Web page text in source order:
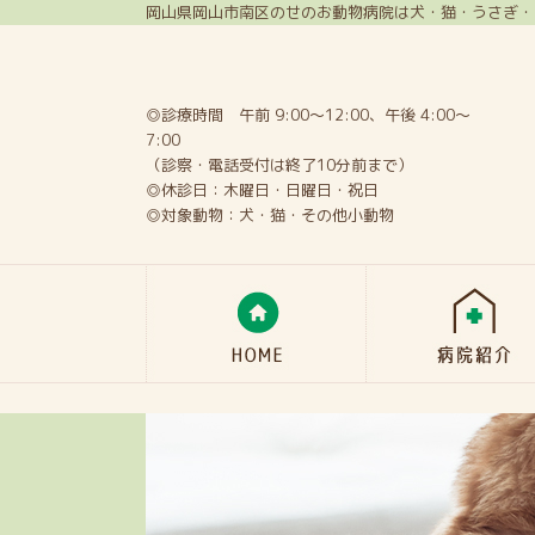
岡山県岡山市南区のせのお動物病院は犬・猫・うさぎ
◎診療時間 午前 9:00～12:00、午後 4:00～
7:00
（診察・電話受付は終了10分前まで）
◎休診日：木曜日・日曜日・祝日
◎対象動物：犬・猫・その他小動物